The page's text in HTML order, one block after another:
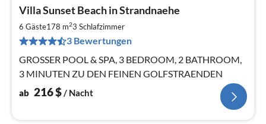
Villa Sunset Beach in Strandnaehe
6 Gäste178 m23 Schlafzimmer
3 Bewertungen
GROSSER POOL & SPA, 3 BEDROOM, 2 BATHROOM,
3 MINUTEN ZU DEN FEINEN GOLFSTRAENDEN
ab 216$/ Nacht